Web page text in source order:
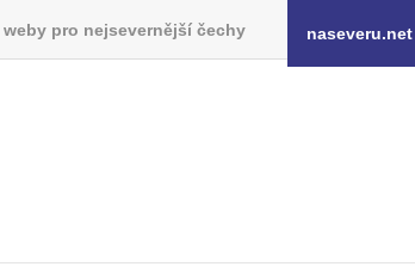
weby pro nejsevernější čechy naseveru.net